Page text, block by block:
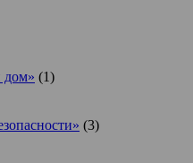
дом» (1)
(3)